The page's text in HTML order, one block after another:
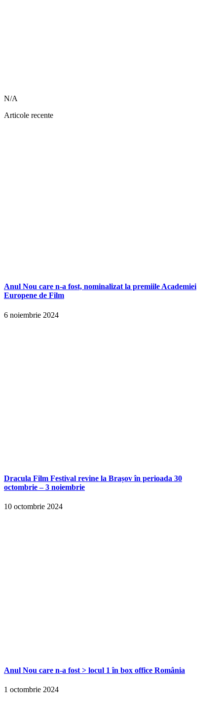
N/A
Articole recente
Anul Nou care n-a fost, nominalizat la premiile Academiei
Europene de Film
6 noiembrie 2024
Dracula Film Festival revine la Brașov în perioada 30
octombrie – 3 noiembrie
10 octombrie 2024
Anul Nou care n-a fost > locul 1 în box office România
1 octombrie 2024